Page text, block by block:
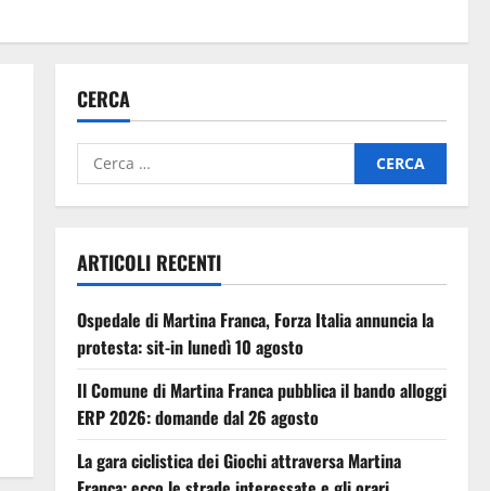
CERCA
ARTICOLI RECENTI
Ospedale di Martina Franca, Forza Italia annuncia la
protesta: sit-in lunedì 10 agosto
Il Comune di Martina Franca pubblica il bando alloggi
ERP 2026: domande dal 26 agosto
La gara ciclistica dei Giochi attraversa Martina